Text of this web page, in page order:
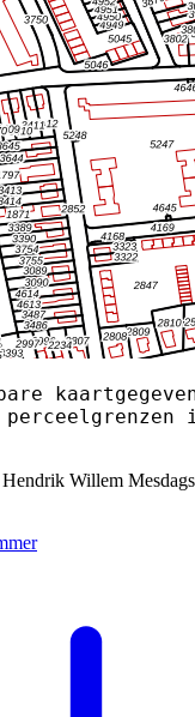
perceelgrenzen
Willem